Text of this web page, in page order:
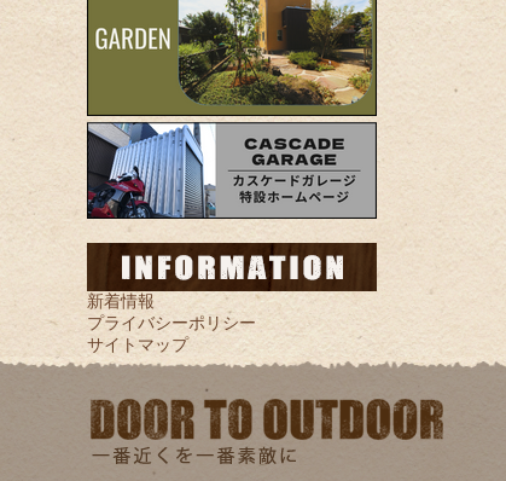
新着情報
プライバシーポリシー
サイトマップ